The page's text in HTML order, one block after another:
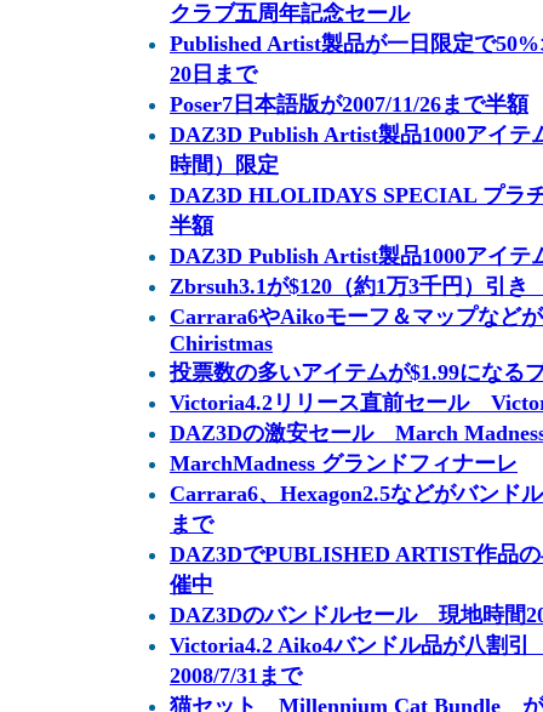
クラブ五周年記念セール
Published Artist製品が一日限定で
20日まで
Poser7日本語版が2007/11/26まで半額
DAZ3D Publish Artist製品1000アイ
時間）限定
DAZ3D HLOLIDAYS SPECIAL プラ
半額
DAZ3D Publish Artist製品1000アイ
Zbrsuh3.1が$120（約1万3千円）引き
Carrara6やAikoモーフ＆マップなど
Chiristmas
投票数の多いアイテムが$1.99になる
Victoria4.2リリース直前セール
DAZ3Dの激安セール March
MarchMadness グランドフィナーレ
Carrara6、Hexagon2.5などがバンド
まで
DAZ3DでPUBLISHED ARTIST作品
催中
DAZ3Dのバンドルセール 現地時間
Victoria4.2 Aiko4バンドル品が八割
2008/7/31まで
猫セット Millennium Cat Bundle が